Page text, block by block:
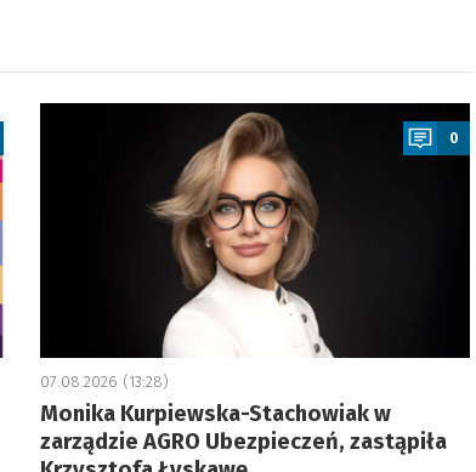
a
0
07.08.2026 (13:28)
Monika Kurpiewska-Stachowiak w
zarządzie AGRO Ubezpieczeń, zastąpiła